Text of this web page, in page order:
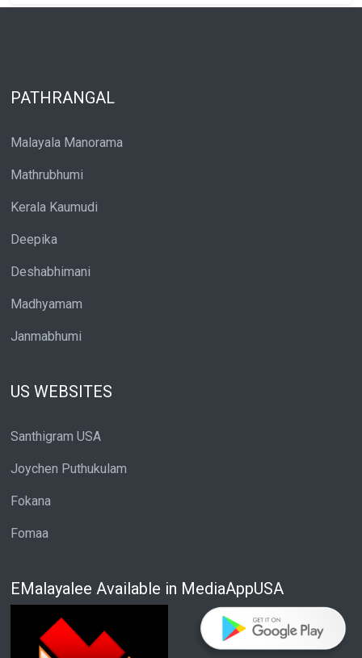
PATHRANGAL
Malayala Manorama
Mathrubhumi
Kerala Kaumudi
Deepika
Deshabhimani
Madhyamam
Janmabhumi
US WEBSITES
Santhigram USA
Joychen Puthukulam
Fokana
Fomaa
EMalayalee Available in MediaAppUSA